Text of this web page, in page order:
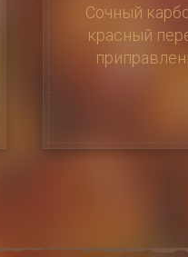
Сочный
красный